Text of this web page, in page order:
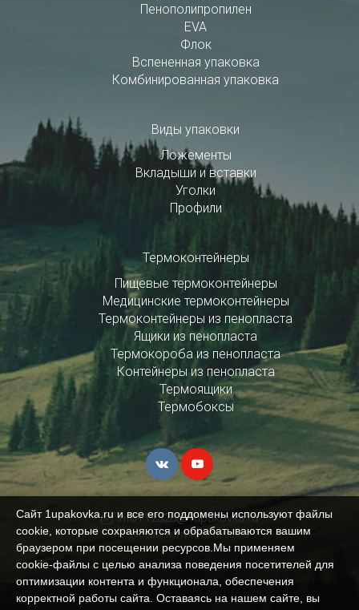
Пенополипропилен
EVA
Флок
Вспененная упаковка
Комбинированная упаковка
Виды упаковки
Ложементы
Вкладыши и вставки
Уголки
Профили
Термоконтейнеры
Пищевые термоконтейнеры
Медицинские термоконтейнеры
Термоконтейнеры из пенопласта
Ящики из пенопласта
Термокороба из пенопласта
Контейнеры из пенопласта
Термоящики
Термобоксы
info+12326@1upakovka.ru
Мы любим получать письма
Сайт 1upakovka.ru и все его поддомены используют файлы
cookie, которые сохраняются и обрабатываются вашим
браузером при посещении ресурсов.Мы применяем
cookie‑файлы с целью анализа поведения посетителей для
оптимизации контента и функционала, обеспечения
корректной работы сайта. Оставаясь на нашем сайте, вы